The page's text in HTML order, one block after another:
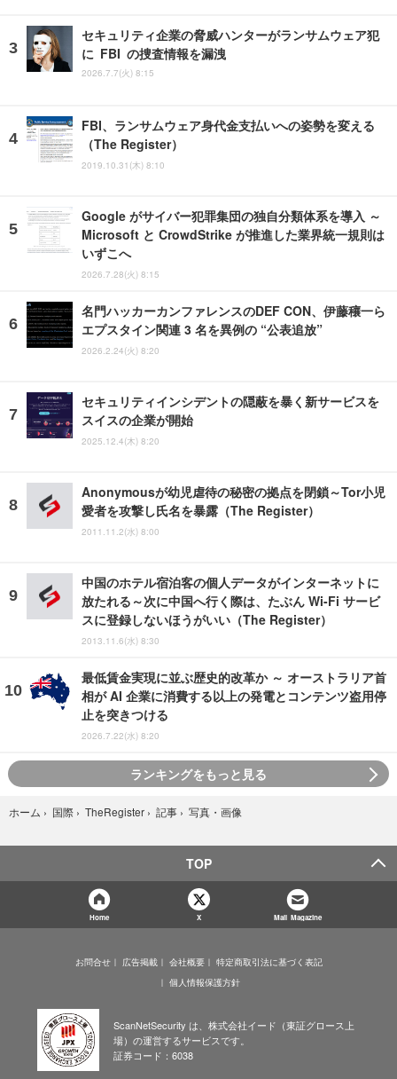
セキュリティ企業の脅威ハンターがランサムウェア犯
に FBI の捜査情報を漏洩
2026.7.7(火) 8:15
FBI、ランサムウェア身代金支払いへの姿勢を変える
（The Register）
2019.10.31(木) 8:10
Google がサイバー犯罪集団の独自分類体系を導入 ～
Microsoft と CrowdStrike が推進した業界統一規則は
いずこへ
2026.7.28(火) 8:15
名門ハッカーカンファレンスのDEF CON、伊藤穰一ら
エプスタイン関連 3 名を異例の “公表追放”
2026.2.24(火) 8:20
セキュリティインシデントの隠蔽を暴く新サービスを
スイスの企業が開始
2025.12.4(木) 8:20
Anonymousが幼児虐待の秘密の拠点を閉鎖～Tor小児
愛者を攻撃し氏名を暴露（The Register）
2011.11.2(水) 8:00
中国のホテル宿泊客の個人データがインターネットに
放たれる～次に中国へ行く際は、たぶん Wi-Fi サービ
スに登録しないほうがいい（The Register）
2013.11.6(水) 8:30
最低賃金実現に並ぶ歴史的改革か ～ オーストラリア首
相が AI 企業に消費する以上の発電とコンテンツ盗用停
止を突きつける
2026.7.22(水) 8:20
ランキングをもっと見る
ホーム › 国際 › TheRegister › 記事 › 写真・画像
TOP
Home X Mail Magazine
お問合せ 広告掲載 会社概要
特定商取引法に基づく表記
個人情報保護方針
ScanNetSecurity は、株式会社イード（東証グロース上
場）の運営するサービスです。
証券コード：6038